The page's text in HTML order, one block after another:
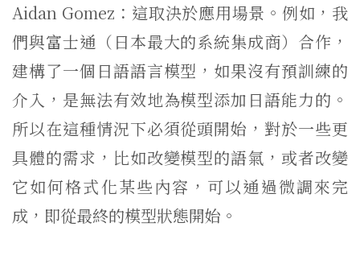
Aidan Gomez：這取決於應用場景。例如，我
們與富士通（日本最大的系統集成商）合作，
建構了一個日語語言模型，如果沒有預訓練的
介入，是無法有效地為模型添加日語能力的。
所以在這種情況下必須從頭開始，對於一些更
具體的需求，比如改變模型的語氣，或者改變
它如何格式化某些內容，可以通過微調來完
成，即從最終的模型狀態開始。